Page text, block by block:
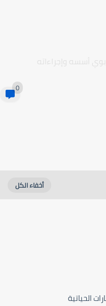
أسسه وإجراءاته
0
الحياتية